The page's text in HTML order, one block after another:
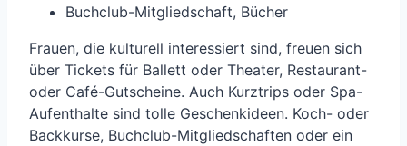
Buchclub-Mitgliedschaft, Bücher
Frauen, die kulturell interessiert sind, freuen sich
über Tickets für Ballett oder Theater, Restaurant-
oder Café-Gutscheine. Auch Kurztrips oder Spa-
Aufenthalte sind tolle Geschenkideen. Koch- oder
Backkurse, Buchclub-Mitgliedschaften oder ein